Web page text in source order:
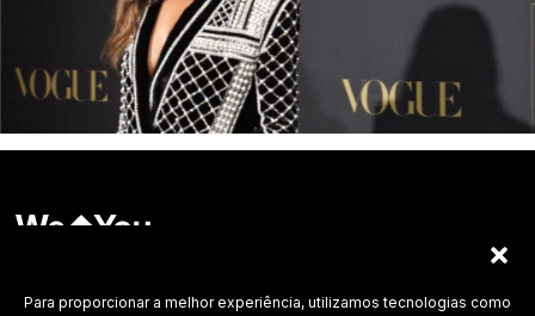
Para proporcionar a melhor experiência, utilizamos tecnologias como
©2026 Todos os direitos reservados.